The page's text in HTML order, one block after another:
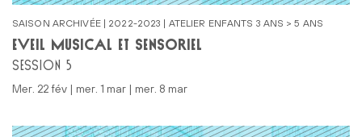
SAISON ARCHIVÉE | 2022-2023 | ATELIER ENFANTS 3 ANS > 5 ANS
ÉVEIL MUSICAL ET SENSORIEL
SESSION 5
mer. 22 fév | mer. 1 mar | mer. 8 mar